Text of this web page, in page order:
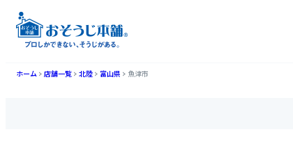
ホーム 店舗一覧 北陸 富山県 魚津市